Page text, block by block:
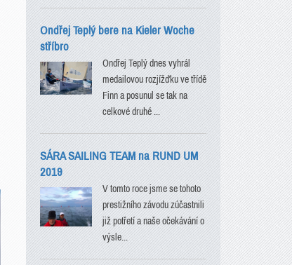
Ondřej Teplý bere na Kieler Woche
stříbro
Ondřej Teplý dnes vyhrál
medailovou rozjížďku ve třídě
Finn a posunul se tak na
celkové druhé ...
SÁRA SAILING TEAM na RUND UM
2019
V tomto roce jsme se tohoto
prestižního závodu zúčastnili
již potřetí a naše očekávání o
výsle...